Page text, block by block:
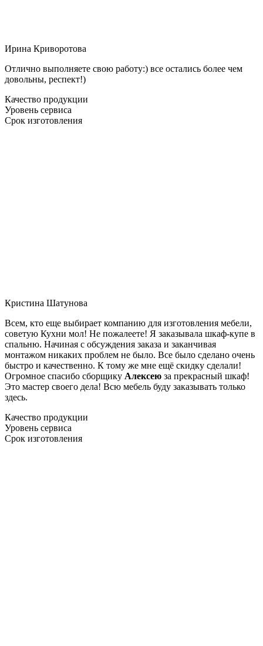
Ирина Криворотова
Отлично выполняете свою работу:) все остались более чем
довольны, респект!)
Качество продукции
Уровень сервиса
Срок изготовления
Кристина Шатунова
Всем, кто еще выбирает компанию для изготовления мебели,
советую Кухни мол! Не пожалеете! Я заказывала шкаф-купе в
спальню. Начиная с обсуждения заказа и заканчивая
монтажом никаких проблем не было. Все было сделано очень
быстро и качественно. К тому же мне ещё скидку сделали!
Огромное спасибо сборщику Алексею за прекрасный шкаф!
Это мастер своего дела! Всю мебель буду заказывать только
здесь.
Качество продукции
Уровень сервиса
Срок изготовления